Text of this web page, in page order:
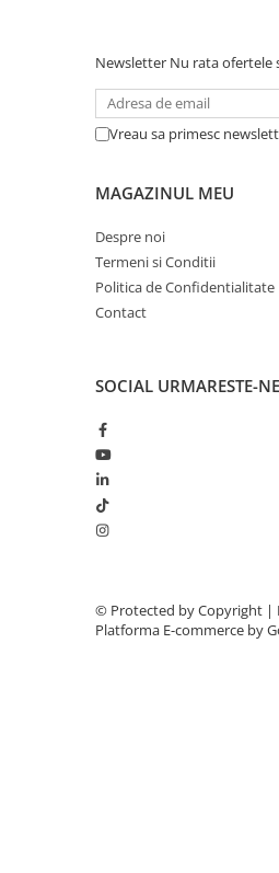
Supraveghere Video
Camere IP 5MP
Camere IP 8MP (4K)
Camere LPR/ANPR
Camere IP Industriale & Speciale
Accesorii CCTV
Surse Alimentare Si UPS
Testere CCTV
Stocare CCTV
Hard Disk-uri
NVR - Network Video Recorder
Routere Wireless & LAN
Newsletter Nu rata ofertele
Vreau sa primesc
MAGAZINUL MEU
Despre noi
Termeni si Conditii
Politica de Confidentialitate
Contact
SOCIAL URMARESTE-
© Protected by Copyright |
Platforma E-commerce by